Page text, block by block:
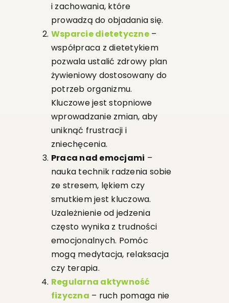
i zachowania, które
prowadzą do objadania się.
Wsparcie dietetyczne–
współpraca z dietetykiem
pozwala ustalić zdrowy plan
żywieniowy dostosowany do
potrzeb organizmu.
Kluczowe jest stopniowe
wprowadzanie zmian, aby
uniknąć frustracji i
zniechęcenia.
Praca nad emocjami –
nauka technik radzenia sobie
ze stresem, lękiem czy
smutkiem jest kluczowa.
Uzależnienie od jedzenia
często wynika z trudności
emocjonalnych. Pomóc
mogą medytacja, relaksacja
czy terapia.
Regularna aktywność
fizyczna – ruch pomaga nie